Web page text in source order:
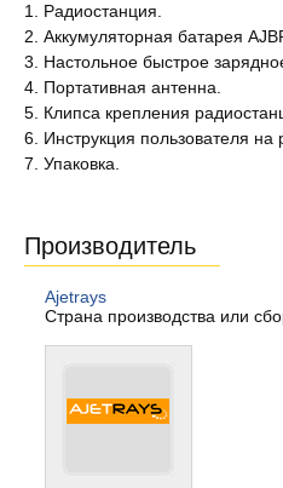
1. Радиостанция.
2. Аккумуляторная батарея
3. Настольное быстрое
4. Портативная антенна.
5. Клипса крепления
6. Инструкция пользователя на
7. Упаковка.
Производитель
Ajetrays
Страна производства или